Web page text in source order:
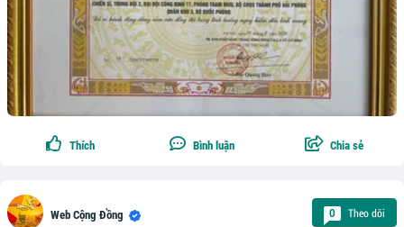
Thích Bình luận Chia sẻ
Web Cộng Đồng 0 Theo dõi